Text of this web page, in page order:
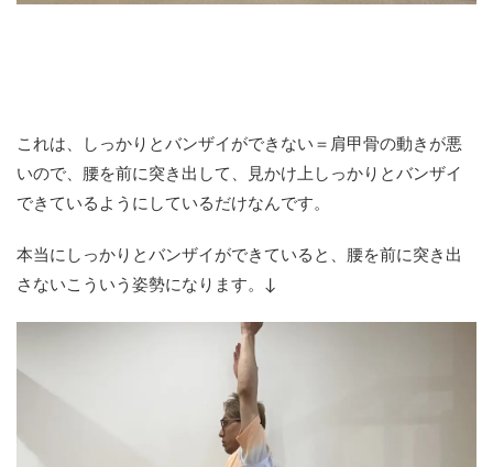
これは、しっかりとバンザイができない＝肩甲骨の動きが悪
いので、腰を前に突き出して、見かけ上しっかりとバンザイ
できているようにしているだけなんです。
本当にしっかりとバンザイができていると、腰を前に突き出
さないこういう姿勢になります。↓